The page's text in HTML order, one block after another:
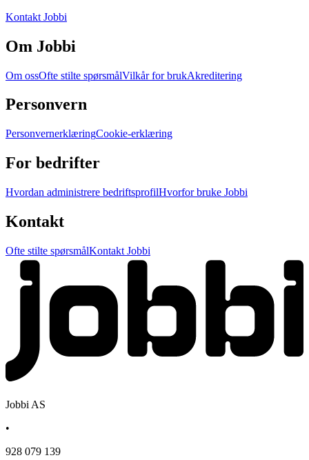
Kontakt Jobbi
Om Jobbi
Om ossOfte stilte spørsmålVilkår for brukAkreditering
Personvern
PersonvernerklæringCookie-erklæring
For bedrifter
Hvordan administrere bedriftsprofilHvorfor bruke Jobbi
Kontakt
Ofte stilte spørsmålKontakt Jobbi
Jobbi AS
•
928 079 139